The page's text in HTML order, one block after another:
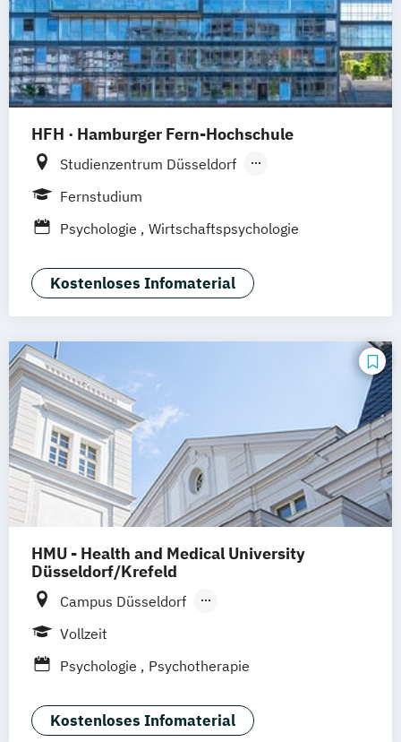
HFH · Hamburger Fern-Hochschule
Studienzentrum Düsseldorf
Studienzentrum Hamburg
Studienzentrum Stuttgart
Studienzentrum Berlin
Studienzentrum Nürnberg
Studienzentrum Kassel
Studienzentrum Essen
Studienzentrum Heilbronn
Studienzentrum Künzelsau
Studienzentrum Würzburg
Studienzentrum Graz
Studienzentrum Linz
Studienzentrum Wien
Studienzentrum Feldkirch
Fernstudium
Psychologie
Wirtschaftspsychologie
Kostenloses Infomaterial
HMU - Health and Medical University
Düsseldorf/Krefeld
Campus Düsseldorf
Campus am Helios Krefeld
Vollzeit
Psychologie
Psychotherapie
Kostenloses Infomaterial